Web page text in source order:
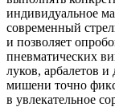
индивидуальное
современный
и позволяет
пневматических
луков, арбалетов
мишени точно
в увлекательное